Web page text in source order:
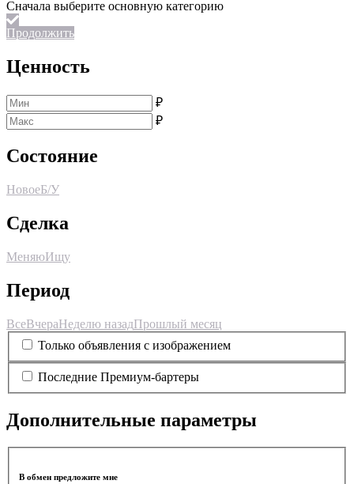
Продолжить
Ценность
₽
₽
Состояние
НовоеБ/У
Сделка
МеняюИщу
Период
ВсеВчераНеделю назадПрошлый месяц
Только объявления с изображением
Последние Премиум-бартеры
Дополнительные параметры
В обмен предложите мне